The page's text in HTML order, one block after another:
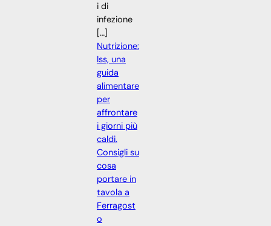
i di
infezione
[…]
Nutrizione:
Iss, una
guida
alimentare
per
affrontare
i giorni più
caldi.
Consigli su
cosa
portare in
tavola a
Ferragost
o